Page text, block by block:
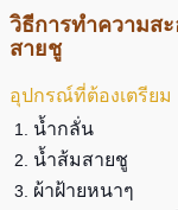
วิธีการทำความส
สายชู
อุปกรณ์ที่ต้องเตรียม
น้ำกลั่น
น้ำส้มสายชู
ผ้าฝ้ายหนาๆ